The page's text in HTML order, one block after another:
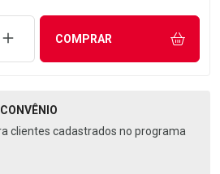
AUMENTAR UMA UNIDADE
COMPRAR
CONVÊNIO
clientes cadastrados no programa